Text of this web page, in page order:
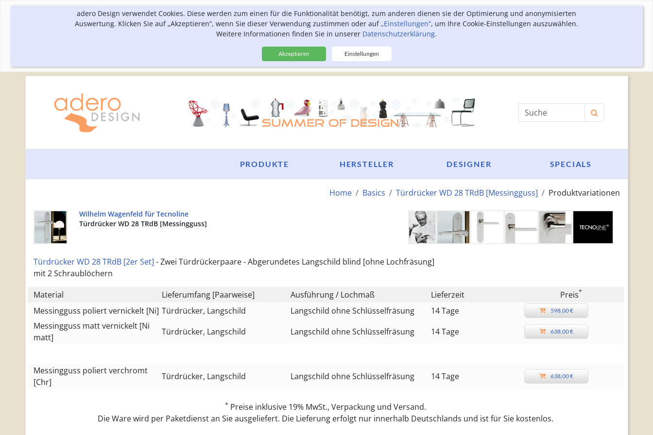
adero Design verwendet Cookies. Diese werden zum einen für die Funktionalität benötigt, zum anderen dienen sie der Optimierung und anonymisierten
Auswertung. Klicken Sie auf „Akzeptieren“, wenn Sie dieser Verwendung zustimmen oder auf„Einstellungen“, um Ihre Cookie-Einstellungen auszuwählen.
Weitere Informationen finden Sie in unserer Datenschutzerklärung.
Akzeptieren Einstellungen
Produktsuche
SPECIALS
DESIGNER
HERSTELLER
PRODUKTE
Home Basics Türdrücker WD 28 TRdB [Messingguss] Produktvariationen
Wilhelm Wagenfeld für Tecnoline
Türdrücker WD 28 TRdB [Messingguss]
Türdrücker WD 28 TRdB [2er Set] - Zwei Türdrückerpaare - Abgerundetes Langschild blind [ohne Lochfräsung]
mit 2 Schraublöchern
Material
Lieferumfang [Paarweise] Ausführung / Lochmaß Lieferzeit Preis*
Messingguss poliert vernickelt [Ni] Türdrücker, Langschild Langschild ohne Schlüsselfräsung 14 Tage 598,00 €
Messingguss matt vernickelt [Ni
matt]
Türdrücker, Langschild Langschild ohne Schlüsselfräsung 14 Tage 638,00 €
Messingguss poliert verchromt
[Chr]
Türdrücker, Langschild Langschild ohne Schlüsselfräsung 14 Tage 638,00 €
* Preise inklusive 19% MwSt., Verpackung und Versand.
Die Ware wird per Paketdienst an Sie ausgeliefert. Die Lieferung erfolgt nur innerhalb Deutschlands und ist für Sie kostenlos.